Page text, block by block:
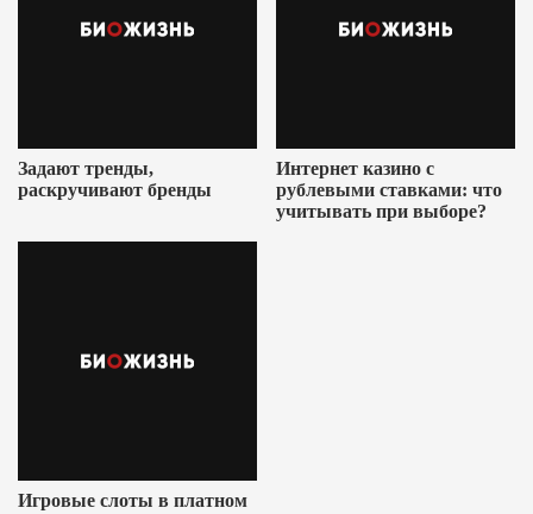
Задают тренды,
раскручивают бренды
Интернет казино с
рублевыми ставками: что
учитывать при выборе?
Игровые слоты в платном